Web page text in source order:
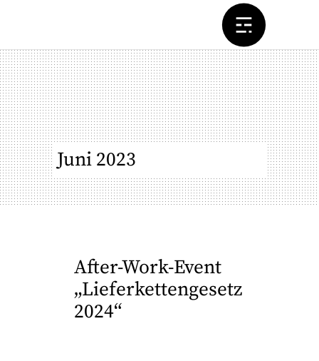
Juni 2023
After-Work-Event
„Lieferkettengesetz
2024“